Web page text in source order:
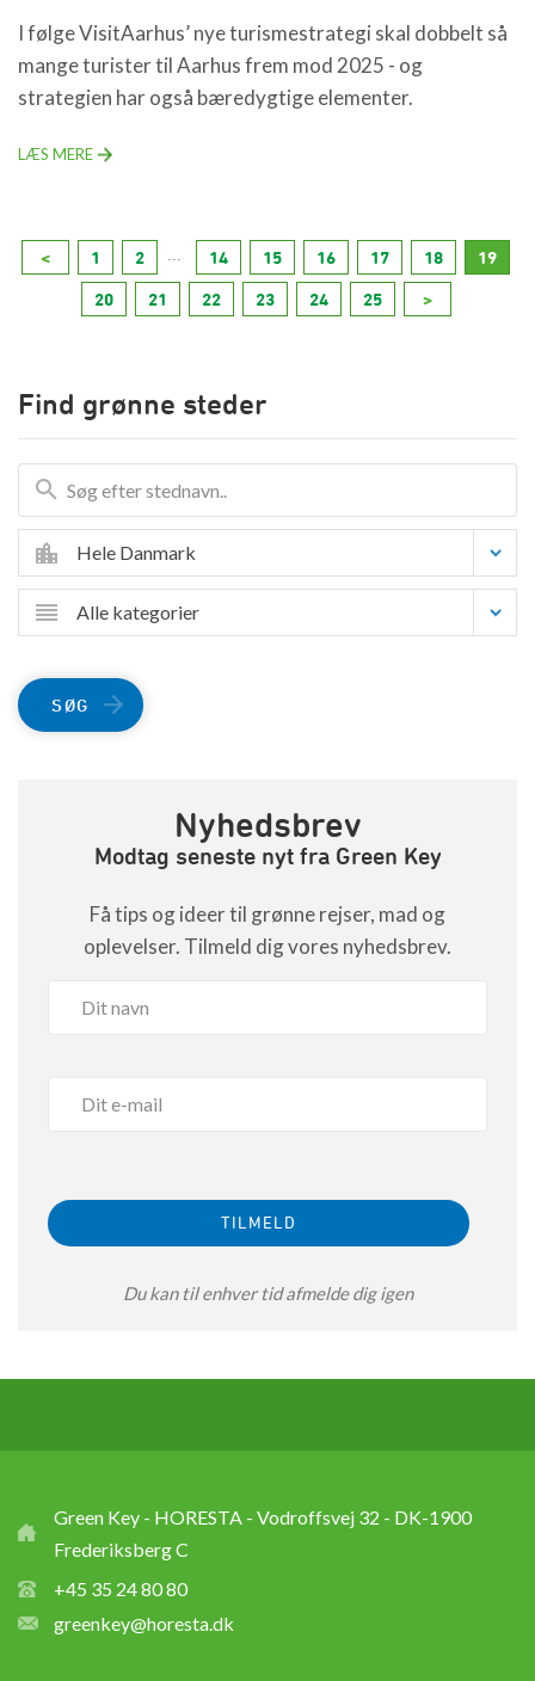
I følge VisitAarhus’ nye turismestrategi skal dobbelt så
mange turister til Aarhus frem mod 2025 - og
strategien har også bæredygtige elementer.
LÆS MERE
< 1 2 14 15 16 17 18 19
20 21 22 23 24 25 >
Find grønne steder
Hele Danmark
Alle kategorier
SØG
Nyhedsbrev
Modtag seneste nyt fra Green Key
Få tips og ideer til grønne rejser, mad og
oplevelser. Tilmeld dig vores nyhedsbrev.
Du kan til enhver tid afmelde dig igen
Green Key - HORESTA - Vodroffsvej 32 - DK-1900
Frederiksberg C
+45 35 24 80 80
greenkey@horesta.dk